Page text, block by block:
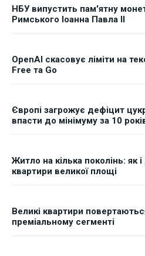
НБУ випустить пам'ятну
Римського Іоанна Павла II
OpenAI скасовує ліміти на
Free та Go
Європі загрожує дефіцит
впасти до мінімуму за 10
Житло на кілька поколінь: як
квартири великої площі
Великі квартири
преміальному сегменті